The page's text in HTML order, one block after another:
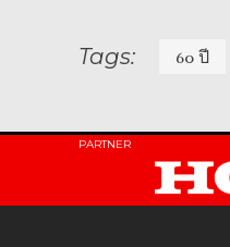
Tags: 60 ปี
PARTNER